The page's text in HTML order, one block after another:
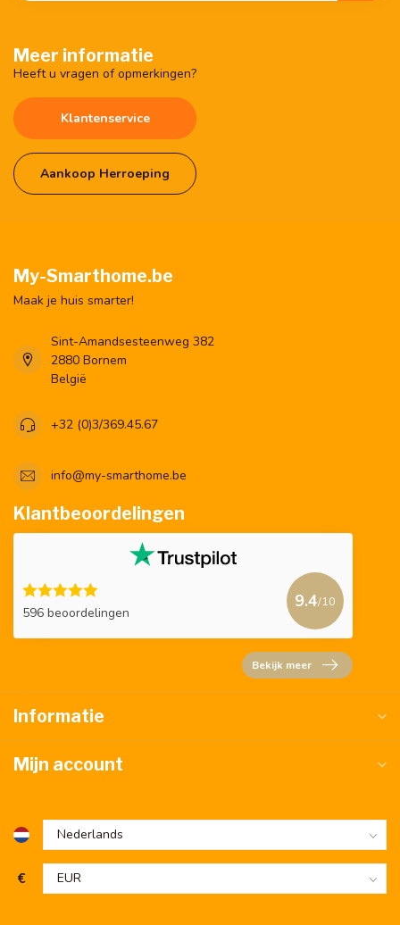
Meer informatie
Heeft u vragen of opmerkingen?
Klantenservice
Aankoop Herroeping
My-Smarthome.be
Maak je huis smarter!
Sint-Amandsesteenweg 382
2880 Bornem
België
+32 (0)3/369.45.67
info@my-smarthome.be
Klantbeoordelingen
596 beoordelingen
9.4/10
Bekijk meer
Informatie
Mijn account
€